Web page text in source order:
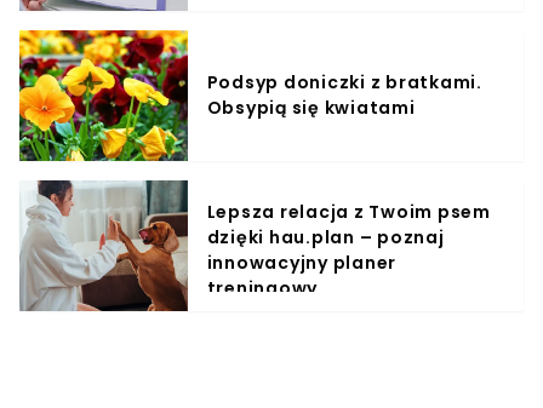
Podsyp doniczki z bratkami.
Obsypią się kwiatami
Lepsza relacja z Twoim psem
dzięki hau.plan – poznaj
innowacyjny planer
treningowy